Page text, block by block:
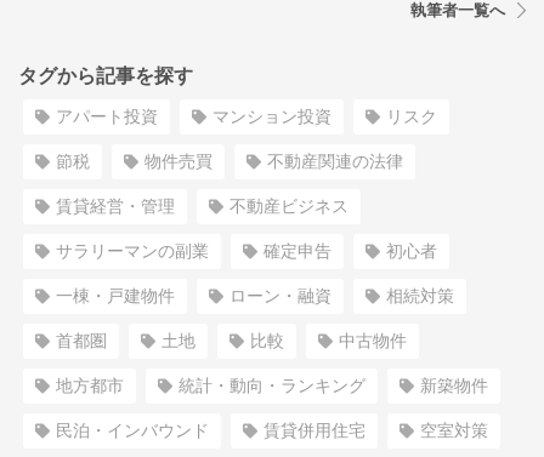
執筆者一覧へ
タグから記事を探す
アパート投資 マンション投資 リスク
節税 物件売買 不動産関連の法律
賃貸経営・管理 不動産ビジネス
サラリーマンの副業 確定申告 初心者
一棟・戸建物件 ローン・融資 相続対策
首都圏 土地 比較 中古物件
地方都市 統計・動向・ランキング 新築物件
民泊・インバウンド 賃貸併用住宅 空室対策